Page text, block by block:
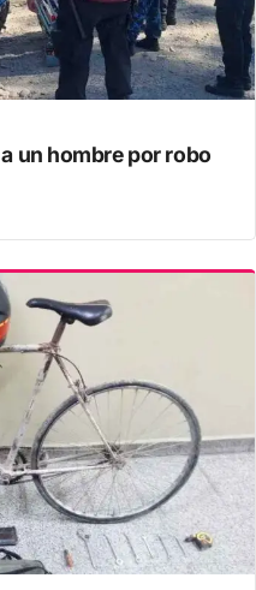
un hombre por robo